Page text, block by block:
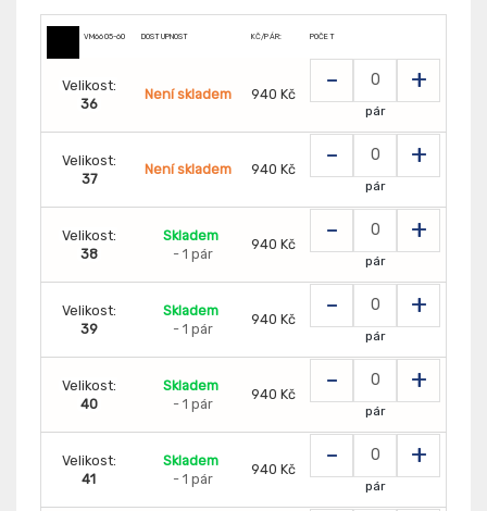
VM6605-60 DOSTUPNOST KČ/PÁR: POČET
Velikost:
36
Není skladem 940 Kč - +
pár
Velikost:
37
Není skladem 940 Kč - +
pár
Velikost:
38
Skladem
- 1 pár
940 Kč - +
pár
Velikost:
39
Skladem
- 1 pár
940 Kč - +
pár
Velikost:
40
Skladem
- 1 pár
940 Kč - +
pár
Velikost:
41
Skladem
- 1 pár
940 Kč - +
pár